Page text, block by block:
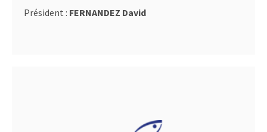
Président : FERNANDEZ David